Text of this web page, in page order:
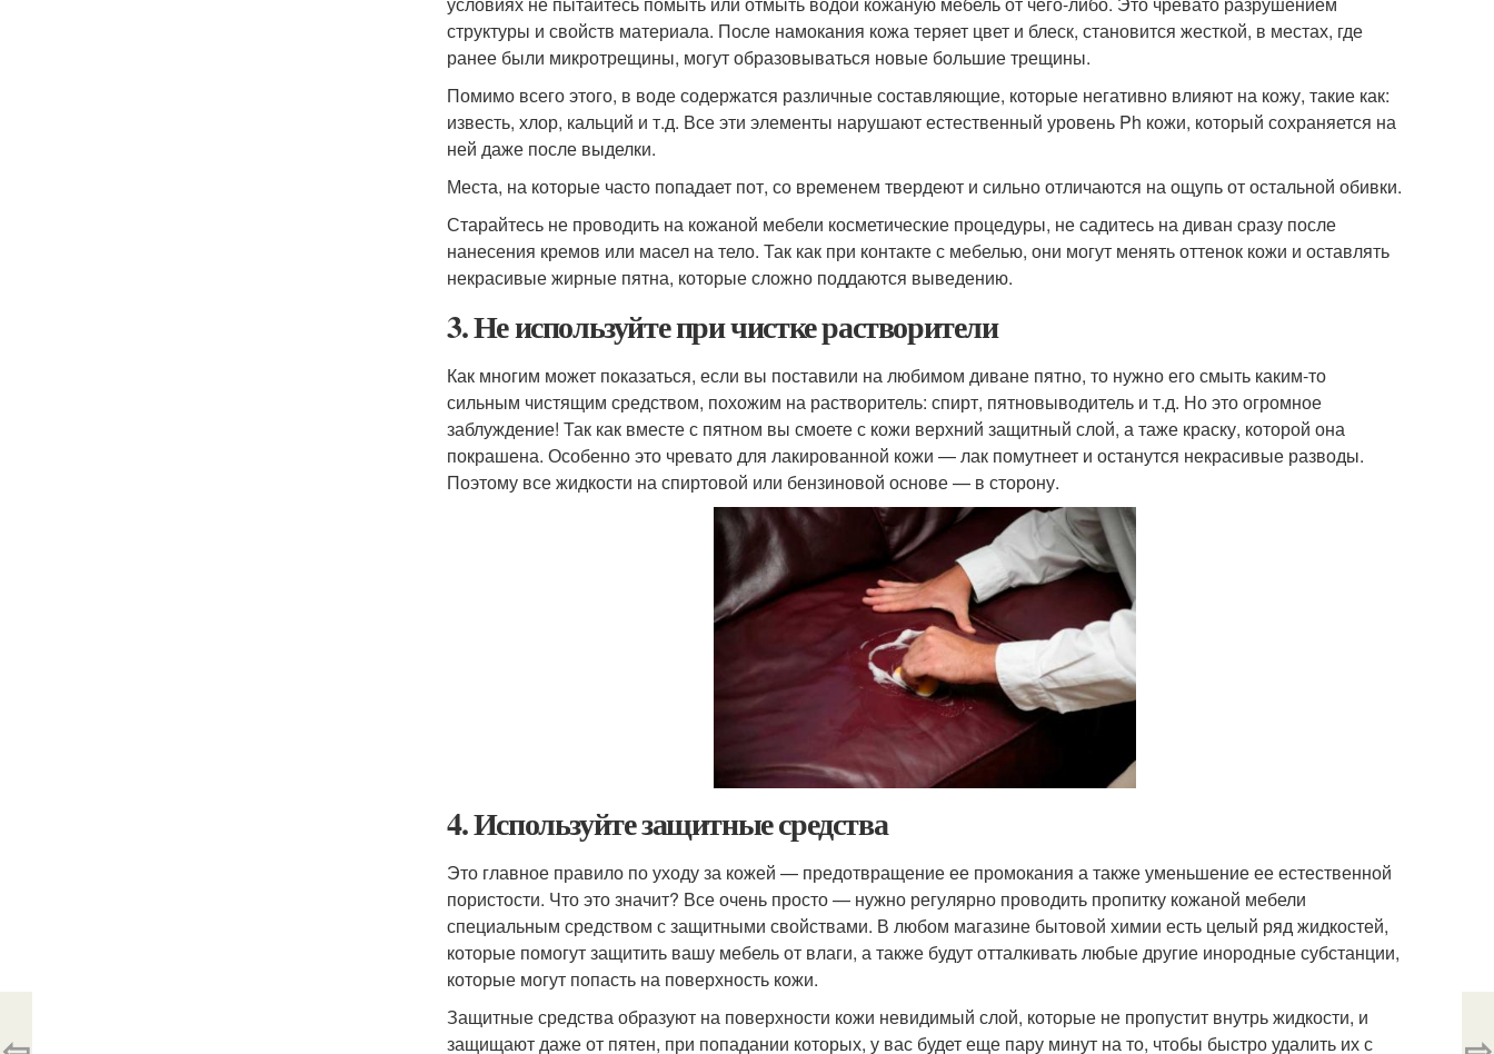
структуры и свойств материала. После намокания кожа теряет цвет и блеск, становится жесткой, в местах, где
ранее были микротрещины, могут образовываться новые большие трещины.
Помимо всего этого, в воде содержатся различные составляющие, которые негативно влияют на кожу, такие как:
известь, хлор, кальций и т.д. Все эти элементы нарушают естественный уровень Ph кожи, который сохраняется на
ней даже после выделки.
Места, на которые часто попадает пот, со временем твердеют и сильно отличаются на ощупь от остальной обивки.
Старайтесь не проводить на кожаной мебели косметические процедуры, не садитесь на диван сразу после
нанесения кремов или масел на тело. Так как при контакте с мебелью, они могут менять оттенок кожи и оставлять
некрасивые жирные пятна, которые сложно поддаются выведению.
3. Не используйте при чистке растворители
Как многим может показаться, если вы поставили на любимом диване пятно, то нужно его смыть каким-то
сильным чистящим средством, похожим на растворитель: спирт, пятновыводитель и т.д. Но это огромное
заблуждение! Так как вместе с пятном вы смоете с кожи верхний защитный слой, а таже краску, которой она
покрашена. Особенно это чревато для лакированной кожи — лак помутнеет и останутся некрасивые разводы.
Поэтому все жидкости на спиртовой или бензиновой основе — в сторону.
4. Используйте защитные средства
Это главное правило по уходу за кожей — предотвращение ее промокания а также уменьшение ее естественной
пористости. Что это значит? Все очень просто — нужно регулярно проводить пропитку кожаной мебели
специальным средством с защитными свойствами. В любом магазине бытовой химии есть целый ряд жидкостей,
которые помогут защитить вашу мебель от влаги, а также будут отталкивать любые другие инородные субстанции,
которые могут попасть на поверхность кожи.
Защитные средства образуют на поверхности кожи невидимый слой, которые не пропустит внутрь жидкости, и
защищают даже от пятен, при попадании которых, у вас будет еще пару минут на то, чтобы быстро удалить их с